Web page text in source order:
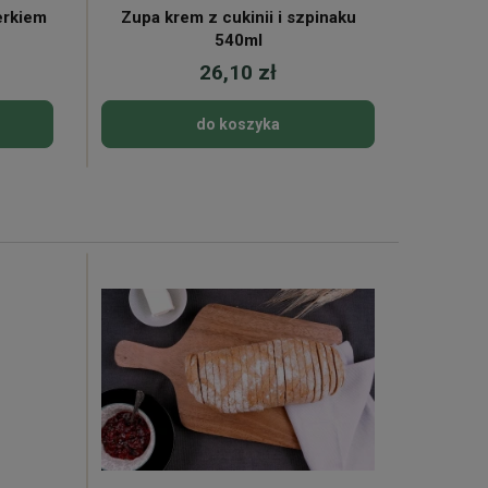
Zupa krem z cukinii i szpinaku
540ml
26,10 zł
do koszyka